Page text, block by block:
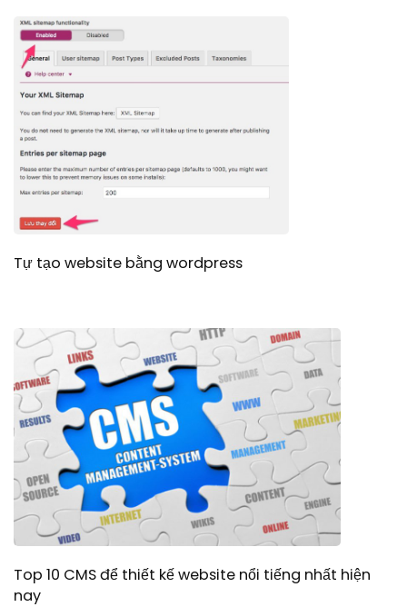
Tự tạo website bằng wordpress
Top 10 CMS để thiết kế website nổi tiếng nhất hiện
nay